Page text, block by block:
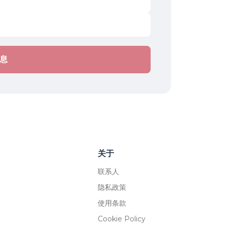
关于
联系人
隐私政策
使用条款
Cookie Policy